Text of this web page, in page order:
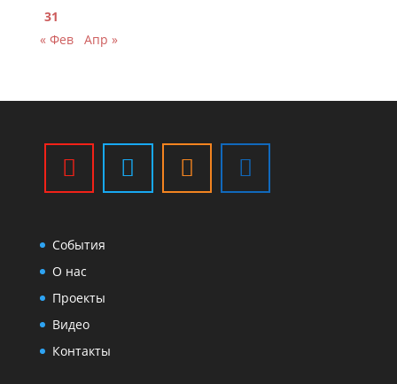
31
« Фев
Апр »
События
О нас
Проекты
Видео
Контакты